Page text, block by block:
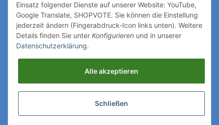
Mehr über
Ihre Zahlungsmöglichkeiten
Vertrag widerrufen
Folgen Sie uns auf
Wir versenden mit
Einsatz folgender Dienste auf unserer Website: YouTube,
Google Translate, SHOPVOTE. Sie können die Einstellung
jederzeit ändern (Fingerabdruck-Icon links unten). Weitere
Details finden Sie unter Konfigurieren und in unserer
Datenschutzerklärung.
Alle akzeptieren
Schließen